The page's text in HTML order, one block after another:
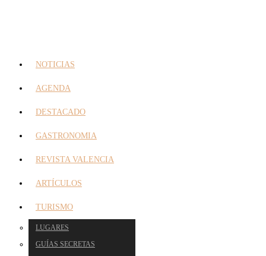
NOTICIAS
AGENDA
DESTACADO
GASTRONOMIA
REVISTA VALENCIA
ARTÍCULOS
TURISMO
LUGARES
GUÍAS SECRETAS